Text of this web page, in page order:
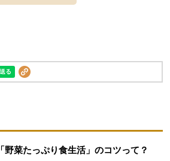
「野菜たっぷり食生活」のコツって？